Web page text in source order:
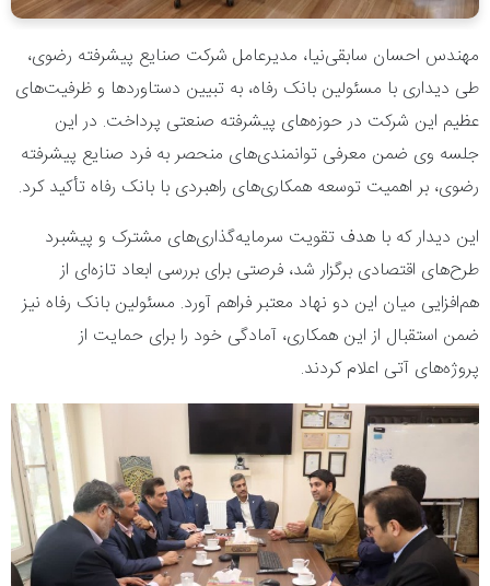
مهندس احسان سابقی‌نیا، مدیرعامل شرکت صنایع پیشرفته رضوی،
طی دیداری با مسئولین بانک رفاه، به تبیین دستاوردها و ظرفیت‌های
عظیم این شرکت در حوزه‌های پیشرفته صنعتی پرداخت. در این
جلسه وی ضمن معرفی توانمندی‌های منحصر به فرد صنایع پیشرفته
رضوی، بر اهمیت توسعه همکاری‌های راهبردی با بانک رفاه تأکید کرد.
این دیدار که با هدف تقویت سرمایه‌گذاری‌های مشترک و پیشبرد
طرح‌های اقتصادی برگزار شد، فرصتی برای بررسی ابعاد تازه‌ای از
هم‌افزایی میان این دو نهاد معتبر فراهم آورد. مسئولین بانک رفاه نیز
ضمن استقبال از این همکاری، آمادگی خود را برای حمایت از
پروژه‌های آتی اعلام کردند.